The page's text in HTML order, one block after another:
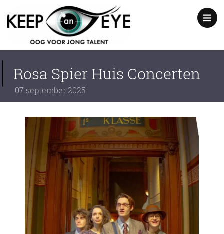
Show
notice
Rosa Spier Huis Concerten
07 september2025